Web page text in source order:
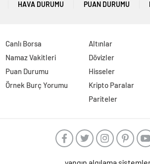
HAVA DURUMU PUAN DURUMU
Canlı Borsa
Namaz Vakitleri
Puan Durumu
Örnek Burç Yorumu
Altınlar
Dövizler
Hisseler
Kripto Paralar
Pariteler